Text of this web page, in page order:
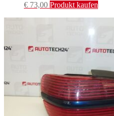
€ 73,00 Produkt kaufen